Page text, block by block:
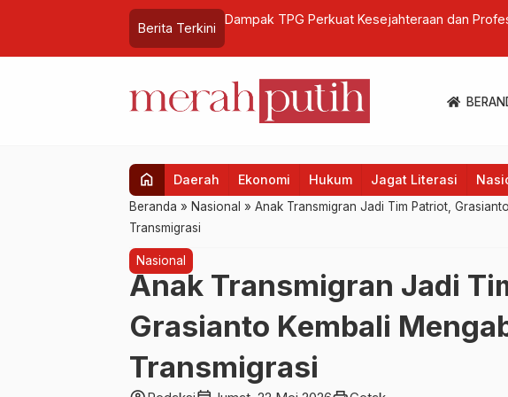
Berita Terkini
Tinjau Perlintasan Kereta Bulak Kapal, Tekan
home Daerah Ekonomi Hukum Jagat Literasi
Beranda » Nasional » Anak Transmigran Jadi Tim Patriot,
Transmigrasi
Nasional
Anak Transmigran Jadi
Grasianto Kembali
Transmigrasi